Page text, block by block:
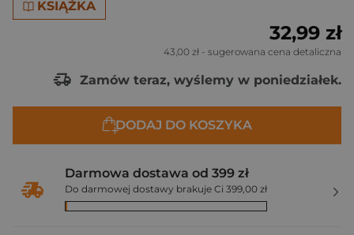
KSIĄŻKA
32,99 zł
43,00 zł - sugerowana cena detaliczna
Zamów teraz, wyślemy w poniedziałek.
DODAJ DO KOSZYKA
Darmowa dostawa od 399 zł
Do darmowej dostawy brakuje Ci 399,00 zł